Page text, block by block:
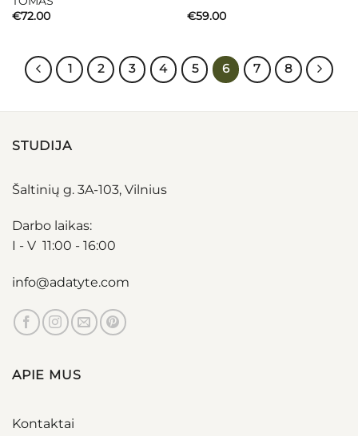
€72.00 €59.00
1 2 3 4 5 6 7 8
STUDIJA
Šaltinių g. 3A-103, Vilnius
Darbo laikas:
I - V 11:00 - 16:00
info@adatyte.com
APIE MUS
Kontaktai